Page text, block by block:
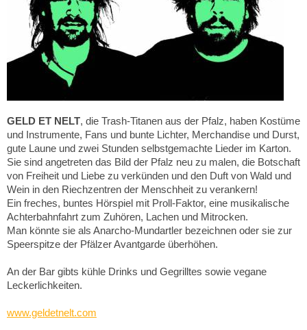
GELD ET NELT, die Trash-Titanen aus der Pfalz, haben Kostüme
und Instrumente, Fans und bunte Lichter, Merchandise und Durst,
gute Laune und zwei Stunden selbstgemachte Lieder im Karton.
Sie sind angetreten das Bild der Pfalz neu zu malen, die Botschaft
von Freiheit und Liebe zu verkünden und den Duft von Wald und
Wein in den Riechzentren der Menschheit zu verankern!
Ein freches, buntes Hörspiel mit Proll-Faktor, eine musikalische
Achterbahnfahrt zum Zuhören, Lachen und Mitrocken.
Man könnte sie als Anarcho-Mundartler bezeichnen oder sie zur
Speerspitze der Pfälzer Avantgarde überhöhen.
An der Bar gibts kühle Drinks und Gegrilltes sowie vegane
Leckerlichkeiten.
www.geldetnelt.com